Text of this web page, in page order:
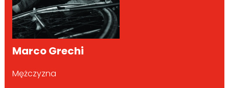
Marco Grechi
Mężczyzna